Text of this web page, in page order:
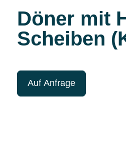
Döner mit
Scheiben
Auf Anfrage